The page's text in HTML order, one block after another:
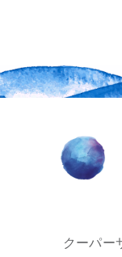
クーパー